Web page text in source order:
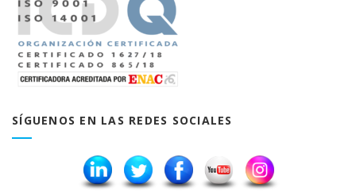
SÍGUENOS EN LAS REDES SOCIALES